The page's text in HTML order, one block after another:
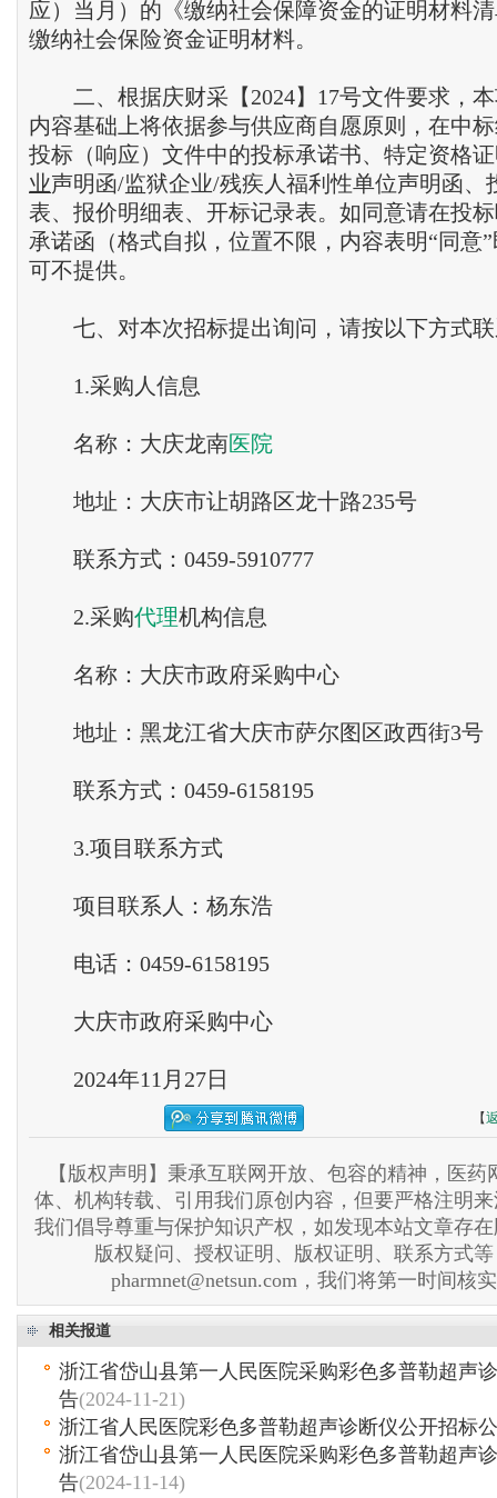
应）当月）的《缴纳社会保障资金的证明材料
缴纳社会保险资金证明材料。
二、根据庆财采【2024】17号文件要求，本
内容基础上将依据参与供应商自愿原则，在中
投标（响应）文件中的投标承诺书、特定资格
业声明函/监狱企业/残疾人福利性单位声明函、
表、报价明细表、开标记录表。如同意请在投
承诺函（格式自拟，位置不限，内容表明“同意
可不提供。
七、对本次招标提出询问，请按以下方式联
1.采购人信息
名称：大庆龙南医院
地址：大庆市让胡路区龙十路235号
联系方式：0459-5910777
2.采购代理机构信息
名称：大庆市政府采购中心
地址：黑龙江省大庆市萨尔图区政西街3号
联系方式：0459-6158195
3.项目联系方式
项目联系人：杨东浩
电话：0459-6158195
大庆市政府采购中心
2024年11月27日
【
【版权声明】秉承互联网开放、包容的精神，医药
体、机构转载、引用我们原创内容，但要严格注明
我们倡导尊重与保护知识产权，如发现本站文章存
版权疑问、授权证明、版权证明、联系方式
pharmnet@netsun.com，我们将第一时间核
相关报道
浙江省岱山县第一人民医院采购彩色多普勒超声
告(2024-11-21)
浙江省人民医院彩色多普勒超声诊断仪公开招标
浙江省岱山县第一人民医院采购彩色多普勒超声
告(2024-11-14)